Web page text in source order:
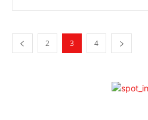
2 3 4